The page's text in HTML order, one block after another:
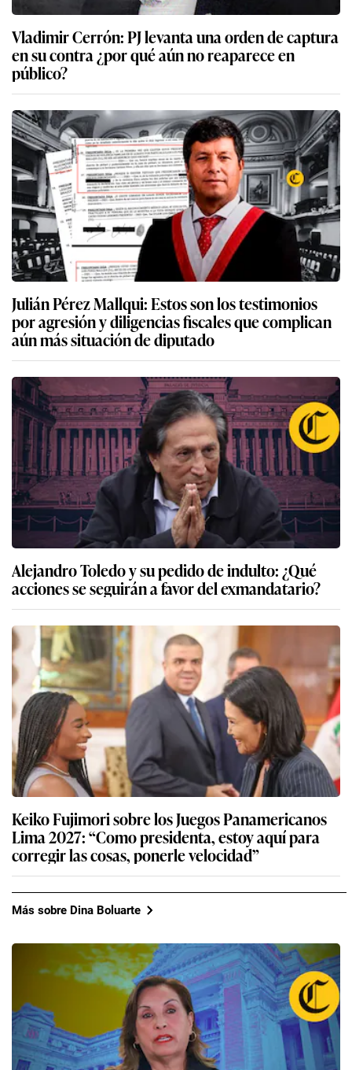
Vladimir Cerrón: PJ levanta una orden de captura
en su contra ¿por qué aún no reaparece en
público?
Julián Pérez Mallqui: Estos son los testimonios
por agresión y diligencias fiscales que complican
aún más situación de diputado
Alejandro Toledo y su pedido de indulto: ¿Qué
acciones se seguirán a favor del exmandatario?
Keiko Fujimori sobre los Juegos Panamericanos
Lima 2027: “Como presidenta, estoy aquí para
corregir las cosas, ponerle velocidad”
Más sobre Dina Boluarte